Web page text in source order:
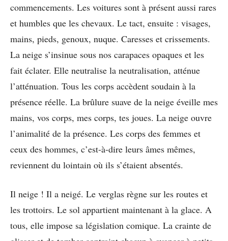
commencements. Les voitures sont à présent aussi rares
et humbles que les chevaux. Le tact, ensuite : visages,
mains, pieds, genoux, nuque. Caresses et crissements.
La neige s’insinue sous nos carapaces opaques et les
fait éclater. Elle neutralise la neutralisation, atténue
l’atténuation. Tous les corps accèdent soudain à la
présence réelle. La brûlure suave de la neige éveille mes
mains, vos corps, mes corps, tes joues. La neige ouvre
l’animalité de la présence. Les corps des femmes et
ceux des hommes, c’est-à-dire leurs âmes mêmes,
reviennent du lointain où ils s’étaient absentés.
Il neige ! Il a neigé. Le verglas règne sur les routes et
les trottoirs. Le sol appartient maintenant à la glace. A
tous, elle impose sa législation comique. La crainte de